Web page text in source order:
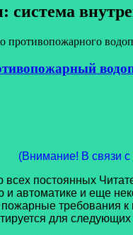
система
противопожарного
(Внимание! В связи с
постоянных
и автоматике и еще
пожарные требования
для следующих